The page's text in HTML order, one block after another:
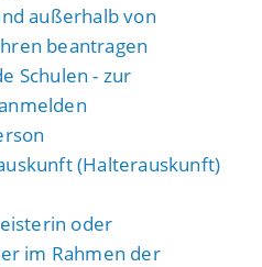
außerhalb von
beantragen
Schulen - zur
(Halterauskunft)
oder
im Rahmen der